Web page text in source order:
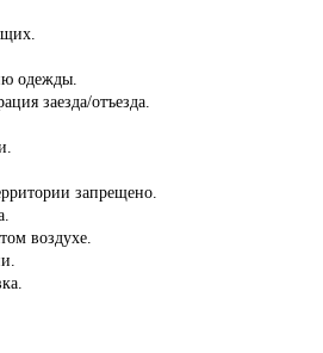
одежды.
заезда/отъезда.
запрещено.
воздухе.